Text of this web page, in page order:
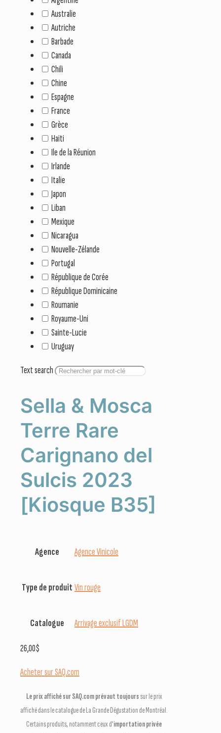
Australie
Autriche
Barbade
Canada
Chili
Chine
Espagne
France
Grèce
Haiti
Ile de la Réunion
Irlande
Italie
Japon
Liban
Mexique
Nicaragua
Nouvelle-Zélande
Portugal
République de Corée
République Dominicaine
Roumanie
Royaume-Uni
Sainte-Lucie
Uruguay
Text search
Sella & Mosca
Terre Rare
Carignano del
Sulcis 2023
[Kiosque B35]
Agence Agence Vinicole
Type de produit Vin rouge
Catalogue Arrivage exclusif LGDM
26,00$
Acheter sur SAQ.com
Le prix affiché sur SAQ.com prévaut toujours sur le prix
affiché dans le catalogue de La Grande Dégustation de Montréal.
Certains produits, notamment ceux d'importation privée